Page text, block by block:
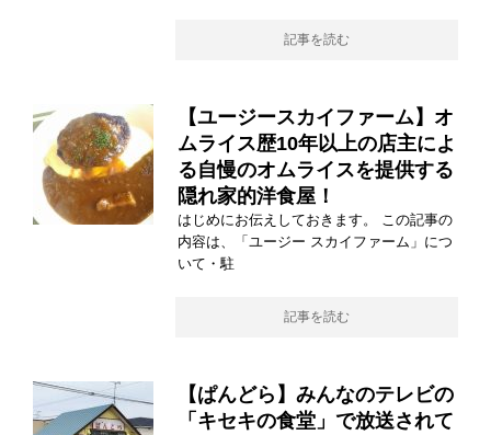
記事を読む
【ユージースカイファーム】オ
ムライス歴10年以上の店主によ
る自慢のオムライスを提供する
隠れ家的洋食屋！
はじめにお伝えしておきます。 この記事の
内容は、「ユージー スカイファーム」につ
いて・駐
記事を読む
【ぱんどら】みんなのテレビの
「キセキの食堂」で放送されて